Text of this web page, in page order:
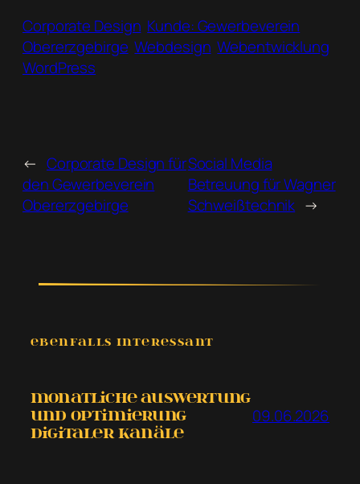
Corporate Design Kunde: Gewerbeverein
Obererzgebirge Webdesign Webentwicklung
WordPress
← Corporate Design für
den Gewerbeverein
Obererzgebirge
Social Media
Betreuung für Wagner
Schweißtechnik →
EBENFALLS INTERESSANT
Monatliche Auswertung
und Optimierung
digitaler Kanäle
09.06.2026